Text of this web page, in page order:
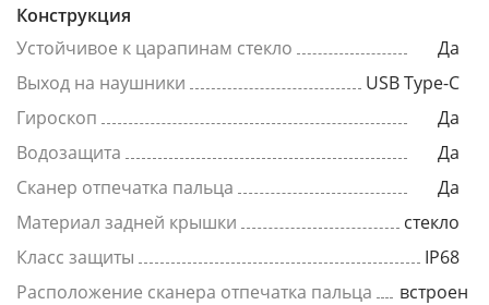
Конструкция
Устойчивое к царапинам стекло
Да
Выход на наушники
USB Type-C
Гироскоп
Да
Водозащита
Да
Сканер отпечатка пальца
Да
Материал задней крышки
стекло
Класс защиты
IP68
Расположение сканера отпечатка пальца
встроен